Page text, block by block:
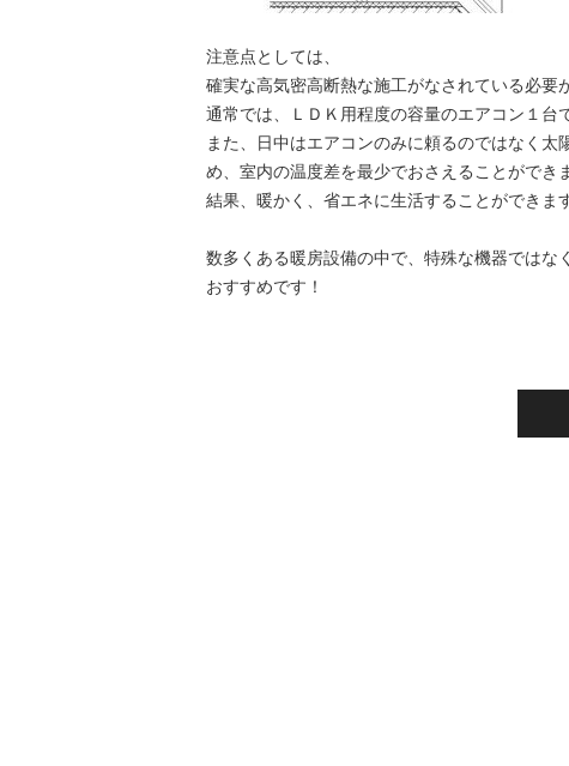
注意点としては、
確実な高気密高断熱な施工がなされている必要
通常では、ＬＤＫ用程度の容量のエアコン１台
また、日中はエアコンのみに頼るのではなく
め、室内の温度差を最少でおさえることができ
結果、暖かく、省エネに生活することができます
数多くある暖房設備の中で、特殊な機器では
おすすめです！